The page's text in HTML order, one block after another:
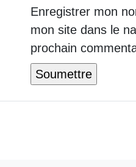
Enregistrer mon
mon site dans le
prochain